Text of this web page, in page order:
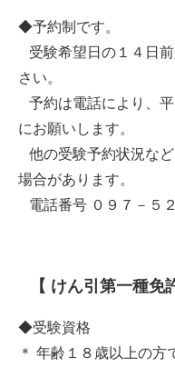
◆予約制です。
受験希望日の１４日
さい。
予約は電話により、
にお願いします。
他の受験予約状況な
場合があります。
電話番号 ０９７－５
【 けん引第一種免
◆受験資格
＊ 年齢１８歳以上の